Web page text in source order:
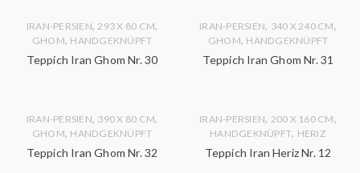
IRAN-PERSIEN, 293 X 80 CM,
GHOM, HANDGEKNÜPFT
Teppich Iran Ghom Nr. 30
IRAN-PERSIEN, 340 X 240 CM,
GHOM, HANDGEKNÜPFT
Teppich Iran Ghom Nr. 31
IRAN-PERSIEN, 390 X 80 CM,
GHOM, HANDGEKNÜPFT
Teppich Iran Ghom Nr. 32
IRAN-PERSIEN, 200 X 160 CM,
HANDGEKNÜPFT, HERIZ
Teppich Iran Heriz Nr. 12